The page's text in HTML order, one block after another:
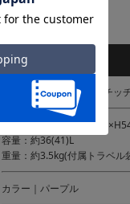
BRAND / ITEM SPEC
ブランド｜しなこ×モンチッ
サイズ｜総外寸：約
容量：約36(41)L
重量：約3.5kg(付属トラベル
カラー｜パープル